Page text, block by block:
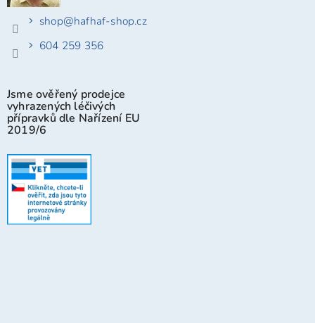
shop@hafhaf-shop.cz
604 259 356
Jsme ověřený prodejce
vyhrazených léčivých
přípravků dle Nařízení EU
2019/6